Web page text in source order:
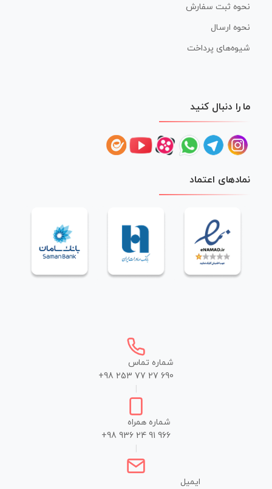
نحوه ثبت سفارش
نحوه ارسال
شیوه‌های پرداخت
ما را دنبال کنید
نمادهای اعتماد
شماره تماس
+98 253 77 27 690
شماره همراه
+98 936 24 91 966
ایمیل